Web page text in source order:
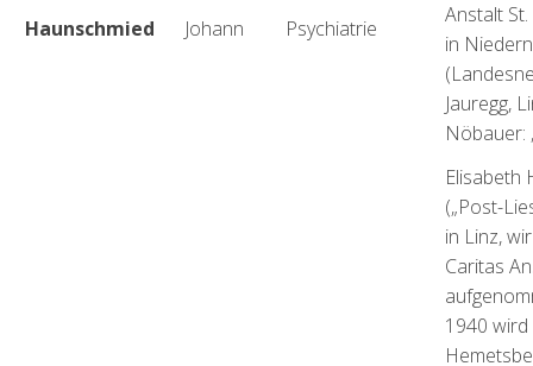
Haunschmied Johann Psychiatrie
Anstalt
in
Jauregg,
Nöbauer:
Elisabeth
(„Post-
in Linz,
Caritas
1940